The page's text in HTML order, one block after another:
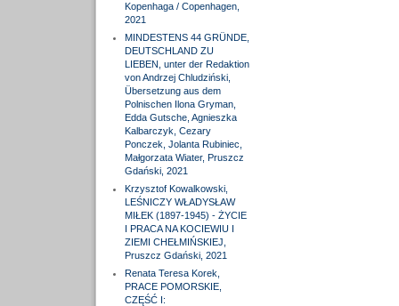
Kopenhaga / Copenhagen,
2021
MINDESTENS 44 GRÜNDE,
DEUTSCHLAND ZU
LIEBEN, unter der Redaktion
von Andrzej Chludziński,
Übersetzung aus dem
Polnischen Ilona Gryman,
Edda Gutsche, Agnieszka
Kalbarczyk, Cezary
Ponczek, Jolanta Rubiniec,
Małgorzata Wiater, Pruszcz
Gdański, 2021
Krzysztof Kowalkowski,
LEŚNICZY WŁADYSŁAW
MIŁEK (1897-1945) - ŻYCIE
I PRACA NA KOCIEWIU I
ZIEMI CHEŁMIŃSKIEJ,
Pruszcz Gdański, 2021
Renata Teresa Korek,
PRACE POMORSKIE,
CZĘŚĆ I: